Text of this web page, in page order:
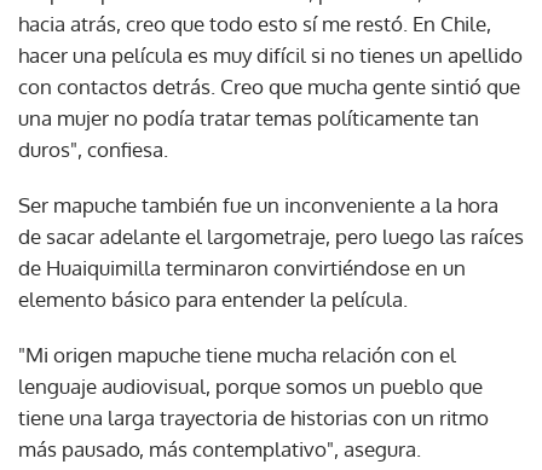
hacia atrás, creo que todo esto sí me restó. En Chile,
hacer una película es muy difícil si no tienes un apellido
con contactos detrás. Creo que mucha gente sintió que
una mujer no podía tratar temas políticamente tan
duros", confiesa.
Ser mapuche también fue un inconveniente a la hora
de sacar adelante el largometraje, pero luego las raíces
de Huaiquimilla terminaron convirtiéndose en un
elemento básico para entender la película.
"Mi origen mapuche tiene mucha relación con el
lenguaje audiovisual, porque somos un pueblo que
tiene una larga trayectoria de historias con un ritmo
más pausado, más contemplativo", asegura.